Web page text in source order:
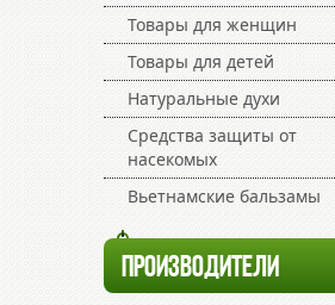
Товары для женщин
Товары для детей
Натуральные духи
Средства защиты от
насекомых
Вьетнамские бальзамы
ПРОИЗВОДИТЕЛИ